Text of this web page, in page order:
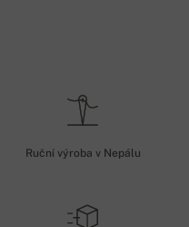
Ruční výroba v Nepálu